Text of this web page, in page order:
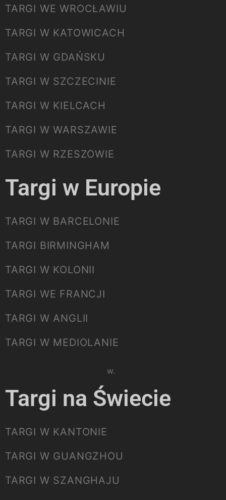
TARGI WE WROCŁAWIU
TARGI W KATOWICACH
TARGI W GDAŃSKU
TARGI W SZCZECINIE
TARGI W KIELCACH
TARGI W WARSZAWIE
TARGI W RZESZOWIE
Targi w Europie
TARGI W BARCELONIE
TARGI BIRMINGHAM
TARGI W KOLONII
TARGI WE FRANCJI
TARGI W ANGLII
TARGI W MEDIOLANIE
Please select listing to show.
Targi na Świecie
TARGI W KANTONIE
TARGI W GUANGZHOU
TARGI W SZANGHAJU